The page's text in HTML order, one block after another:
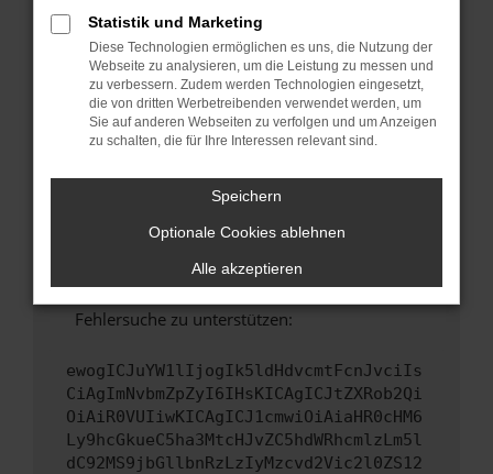
Stelle sicher, dass dein Browser und dein
Betriebssystem auf dem neuesten Stand
sind.
Veraltete Software birgt nicht nur ein
Sicherheitsrisiko, sondern kann auch dazu
führen, dass bestimmte Funktionen nicht mehr
Wende dich an den Webseitenbetreiber.
Wenn du alle oben genannten Schritte versucht
hast, kontaktiere uns bitte. Wir werden
versuchen, das Problem zu beheben. Du kannst
uns diesen Text schicken, um uns bei der
Fehlersuche zu unterstützen:
ewogICJuYW1lIjogIk5ldHdvcmtFcnJvciIs
CiAgImNvbmZpZyI6IHsKICAgICJtZXRob2Qi
OiAiR0VUIiwKICAgICJ1cmwiOiAiaHR0cHM6
Ly9hcGkueC5ha3MtcHJvZC5hdWRhcmlzLm5l
dC92MS9jbGllbnRzLzIyMzcvd2Vic2l0ZS12
Statistik und Marketing
Diese Technologien ermöglichen es uns, die Nutzung der
Webseite zu analysieren, um die Leistung zu messen und
zu verbessern. Zudem werden Technologien eingesetzt,
die von dritten Werbetreibenden verwendet werden, um
Sie auf anderen Webseiten zu verfolgen und um Anzeigen
zu schalten, die für Ihre Interessen relevant sind.
Speichern
Optionale Cookies ablehnen
Alle akzeptieren